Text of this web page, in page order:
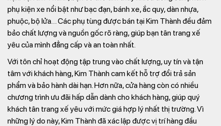
phụ kiện xe nổi bật như bạc đạn, bánh xe, ắc quy, dàn nhựa,
phuộc, bộ lửa… Các phụ tùng được bán tại Kim Thành đều đảm
bảo chất lượng và nguồn gốc rõ ràng, giúp bạn tân trang xế
yêu của mình đẳng cấp và an toàn nhất.
Với tôn chỉ hoạt động tập trung vào chất lượng, uy tín và tận
tâm với khách hàng, Kim Thành cam kết hỗ trợ đổi trả sản
phẩm và bảo hành dài hạn. Hơn nữa, cửa hàng còn có nhiều
chương trình ưu đãi hấp dẫn dành cho khách hàng, giúp quý
khách tân trang xế yêu với mức giá hợp lý nhất thị trường. Vì
những lý do này, Kim Thành đã xác lập được vị trí hàng đầu